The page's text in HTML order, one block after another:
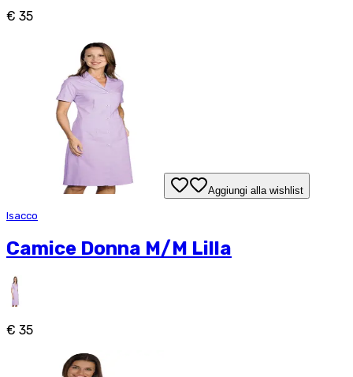
€ 35
Aggiungi alla wishlist
Isacco
Camice Donna M/M Lilla
€ 35